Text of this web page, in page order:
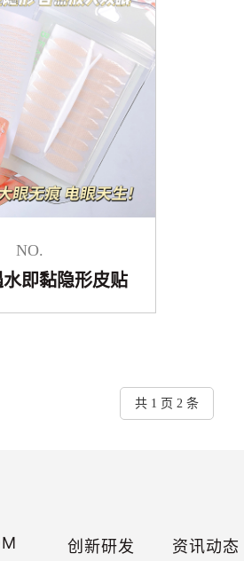
NO.
水即黏隐形皮贴
共 1 页 2 条
创新研发 资讯动态